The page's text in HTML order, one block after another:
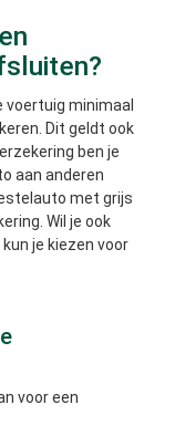
voertuig minimaal
Dit geldt ook
ben je
aan anderen
met grijs
Wil je ook
je kiezen voor
voor een